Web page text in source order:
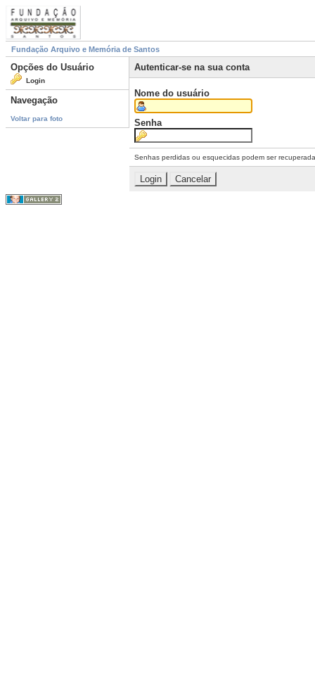
Fundação Arquivo e Memória de Santos
Opções do Usuário
Login
Navegação
Voltar para foto
Autenticar-se na sua conta
Nome do usuário
Senha
Senhas perdidas ou esquecidas podem ser